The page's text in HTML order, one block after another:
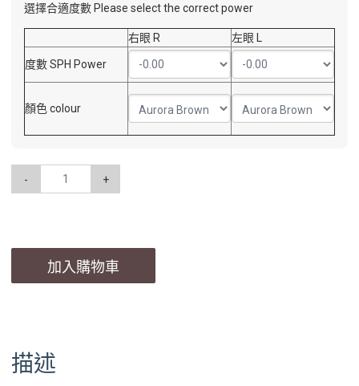
選擇合適度數 Please select the correct power
右眼 R 左眼 L
度數 SPH Power
顏色 colour
- +
加入購物車
描述